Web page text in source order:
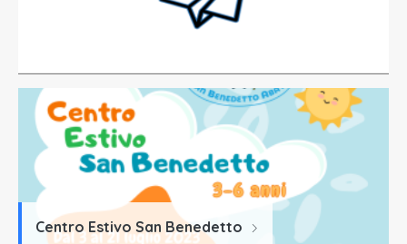
Centro Estivo San Benedetto